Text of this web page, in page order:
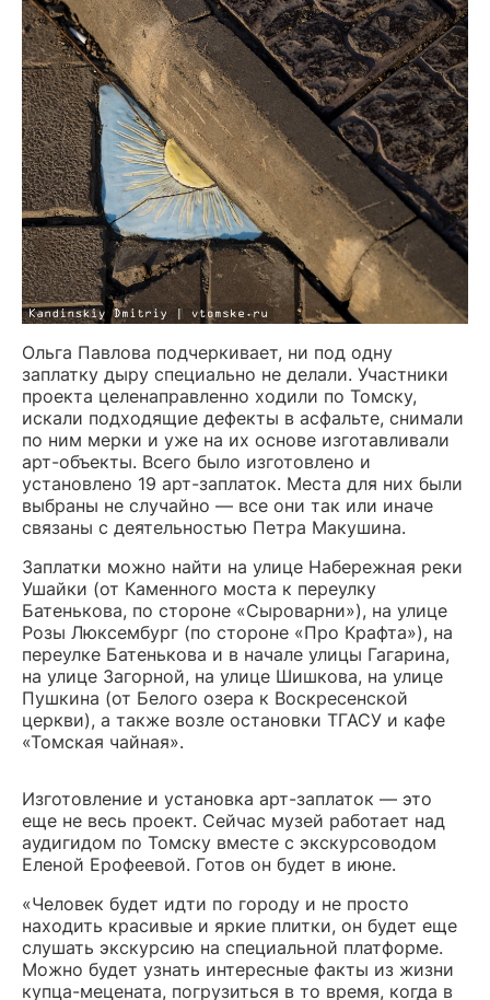
Ольга Павлова подчеркивает, ни под одну
заплатку дыру специально не делали. Участники
проекта целенаправленно ходили по Томску,
искали подходящие дефекты в асфальте, снимали
по ним мерки и уже на их основе изготавливали
арт-объекты. Всего было изготовлено и
установлено 19 арт-заплаток. Места для них были
выбраны не случайно — все они так или иначе
связаны с деятельностью Петра Макушина.
Заплатки можно найти на улице Набережная реки
Ушайки (от Каменного моста к переулку
Батенькова, по стороне «Сыроварни»), на улице
Розы Люксембург (по стороне «Про Крафта»), на
переулке Батенькова и в начале улицы Гагарина,
на улице Загорной, на улице Шишкова, на улице
Пушкина (от Белого озера к Воскресенской
церкви), а также возле остановки ТГАСУ и кафе
«Томская чайная».
Изготовление и установка арт-заплаток — это
еще не весь проект. Сейчас музей работает над
аудигидом по Томску вместе с экскурсоводом
Еленой Ерофеевой. Готов он будет в июне.
«Человек будет идти по городу и не просто
находить красивые и яркие плитки, он будет еще
слушать экскурсию на специальной платформе.
Можно будет узнать интересные факты из жизни
купца-мецената, погрузиться в то время, когда в